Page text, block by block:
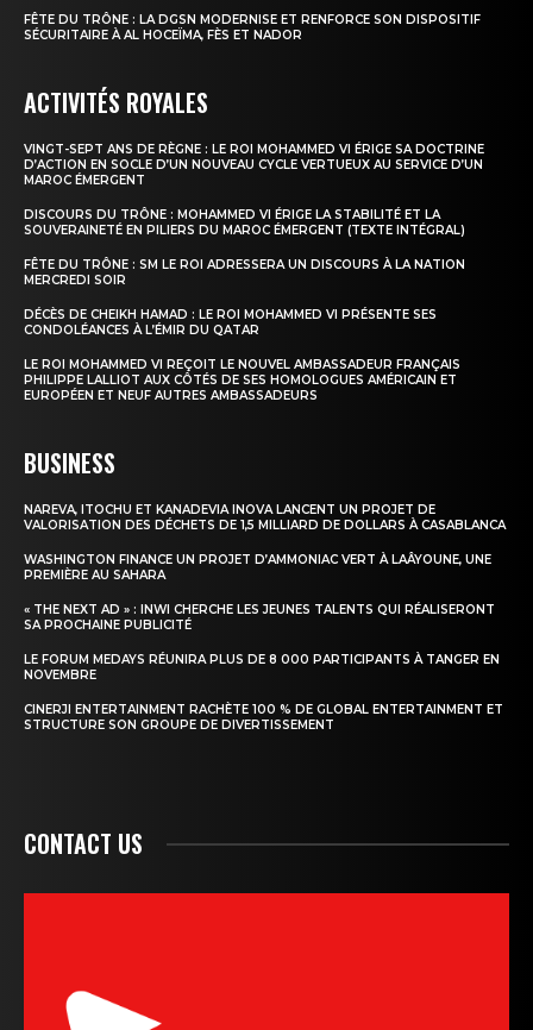
FÊTE DU TRÔNE : LA DGSN MODERNISE ET RENFORCE SON DISPOSITIF
SÉCURITAIRE À AL HOCEÏMA, FÈS ET NADOR
ACTIVITÉS ROYALES
VINGT-SEPT ANS DE RÈGNE : LE ROI MOHAMMED VI ÉRIGE SA DOCTRINE
D’ACTION EN SOCLE D’UN NOUVEAU CYCLE VERTUEUX AU SERVICE D’UN
MAROC ÉMERGENT
DISCOURS DU TRÔNE : MOHAMMED VI ÉRIGE LA STABILITÉ ET LA
SOUVERAINETÉ EN PILIERS DU MAROC ÉMERGENT (TEXTE INTÉGRAL)
FÊTE DU TRÔNE : SM LE ROI ADRESSERA UN DISCOURS À LA NATION
MERCREDI SOIR
DÉCÈS DE CHEIKH HAMAD : LE ROI MOHAMMED VI PRÉSENTE SES
CONDOLÉANCES À L’ÉMIR DU QATAR
LE ROI MOHAMMED VI REÇOIT LE NOUVEL AMBASSADEUR FRANÇAIS
PHILIPPE LALLIOT AUX CÔTÉS DE SES HOMOLOGUES AMÉRICAIN ET
EUROPÉEN ET NEUF AUTRES AMBASSADEURS
BUSINESS
NAREVA, ITOCHU ET KANADEVIA INOVA LANCENT UN PROJET DE
VALORISATION DES DÉCHETS DE 1,5 MILLIARD DE DOLLARS À CASABLANCA
WASHINGTON FINANCE UN PROJET D’AMMONIAC VERT À LAÂYOUNE, UNE
PREMIÈRE AU SAHARA
« THE NEXT AD » : INWI CHERCHE LES JEUNES TALENTS QUI RÉALISERONT
SA PROCHAINE PUBLICITÉ
LE FORUM MEDAYS RÉUNIRA PLUS DE 8 000 PARTICIPANTS À TANGER EN
NOVEMBRE
CINERJI ENTERTAINMENT RACHÈTE 100 % DE GLOBAL ENTERTAINMENT ET
STRUCTURE SON GROUPE DE DIVERTISSEMENT
CONTACT US